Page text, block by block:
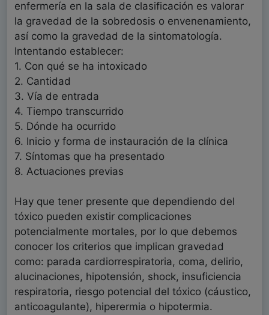
enfermería en la sala de clasificación es valorar
la gravedad de la sobredosis o envenenamiento,
así como la gravedad de la sintomatología.
Intentando establecer:
1. Con qué se ha intoxicado
2. Cantidad
3. Vía de entrada
4. Tiempo transcurrido
5. Dónde ha ocurrido
6. Inicio y forma de instauración de la clínica
7. Síntomas que ha presentado
8. Actuaciones previas
Hay que tener presente que dependiendo del
tóxico pueden existir complicaciones
potencialmente mortales, por lo que debemos
conocer los criterios que implican gravedad
como: parada cardiorrespiratoria, coma, delirio,
alucinaciones, hipotensión, shock, insuficiencia
respiratoria, riesgo potencial del tóxico (cáustico,
anticoagulante), hiperermia o hipotermia.